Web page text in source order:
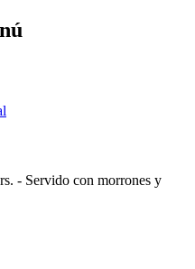
- Servido con morrones y